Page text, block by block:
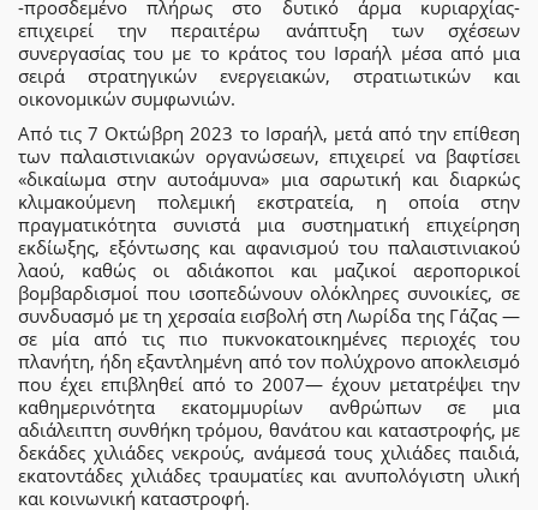
-προσδεμένο πλήρως στο δυτικό άρμα κυριαρχίας-
επιχειρεί την περαιτέρω ανάπτυξη των σχέσεων
συνεργασίας του με το κράτος του Ισραήλ μέσα από μια
σειρά στρατηγικών ενεργειακών, στρατιωτικών και
οικονομικών συμφωνιών.
Από τις 7 Οκτώβρη 2023 το Ισραήλ, μετά από την επίθεση
των παλαιστινιακών οργανώσεων, επιχειρεί να βαφτίσει
«δικαίωμα στην αυτοάμυνα» μια σαρωτική και διαρκώς
κλιμακούμενη πολεμική εκστρατεία, η οποία στην
πραγματικότητα συνιστά μια συστηματική επιχείρηση
εκδίωξης, εξόντωσης και αφανισμού του παλαιστινιακού
λαού, καθώς οι αδιάκοποι και μαζικοί αεροπορικοί
βομβαρδισμοί που ισοπεδώνουν ολόκληρες συνοικίες, σε
συνδυασμό με τη χερσαία εισβολή στη Λωρίδα της Γάζας —
σε μία από τις πιο πυκνοκατοικημένες περιοχές του
πλανήτη, ήδη εξαντλημένη από τον πολύχρονο αποκλεισμό
που έχει επιβληθεί από το 2007— έχουν μετατρέψει την
καθημερινότητα εκατομμυρίων ανθρώπων σε μια
αδιάλειπτη συνθήκη τρόμου, θανάτου και καταστροφής, με
δεκάδες χιλιάδες νεκρούς, ανάμεσά τους χιλιάδες παιδιά,
εκατοντάδες χιλιάδες τραυματίες και ανυπολόγιστη υλική
και κοινωνική καταστροφή.